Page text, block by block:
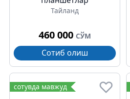
Тайланд
460 000 СЎМ
Сотиб олиш
сотувда мавжуд